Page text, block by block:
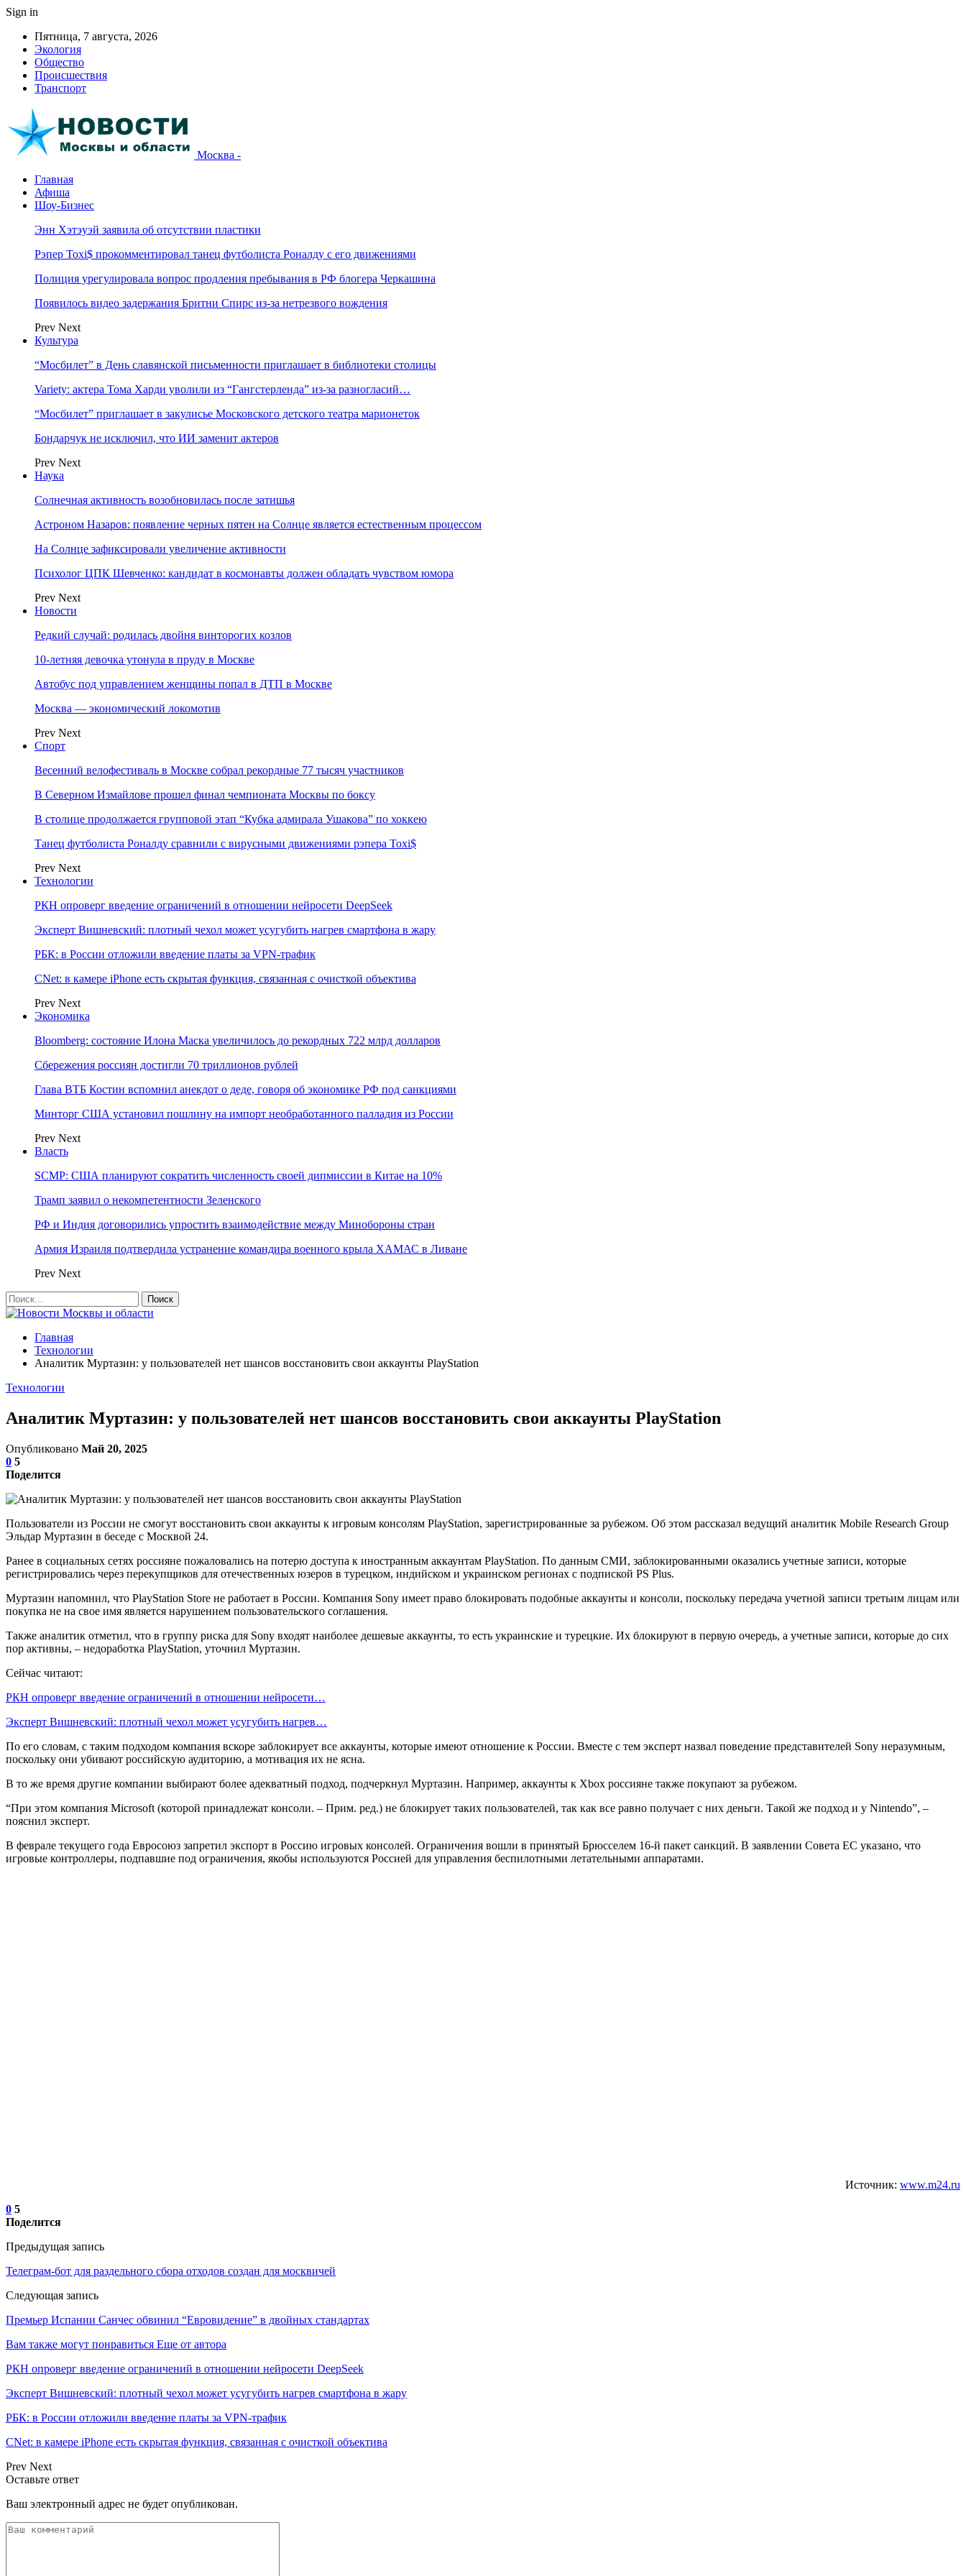
Sign in
Пятница, 7 августа, 2026
Экология
Общество
Происшествия
Транспорт
Москва -
Главная
Афиша
Шоу-Бизнес
Энн Хэтэуэй заявила об отсутствии пластики
Рэпер Toxi$ прокомментировал танец футболиста Роналду с его движениями
Полиция урегулировала вопрос продления пребывания в РФ блогера Черкашина
Появилось видео задержания Бритни Спирс из-за нетрезвого вождения
Prev Next
Культура
“Мосбилет” в День славянской письменности приглашает в библиотеки столицы
Variety: актера Тома Харди уволили из “Гангстерленда” из-за разногласий…
“Мосбилет” приглашает в закулисье Московского детского театра марионеток
Бондарчук не исключил, что ИИ заменит актеров
Prev Next
Наука
Солнечная активность возобновилась после затишья
Астроном Назаров: появление черных пятен на Солнце является естественным процессом
На Солнце зафиксировали увеличение активности
Психолог ЦПК Шевченко: кандидат в космонавты должен обладать чувством юмора
Prev Next
Новости
Редкий случай: родилась двойня винторогих козлов
10-летняя девочка утонула в пруду в Москве
Автобус под управлением женщины попал в ДТП в Москве
Москва — экономический локомотив
Prev Next
Спорт
Весенний велофестиваль в Москве собрал рекордные 77 тысяч участников
В Северном Измайлове прошел финал чемпионата Москвы по боксу
В столице продолжается групповой этап “Кубка адмирала Ушакова” по хоккею
Танец футболиста Роналду сравнили с вирусными движениями рэпера Toxi$
Prev Next
Технологии
РКН опроверг введение ограничений в отношении нейросети DeepSeek
Эксперт Вишневский: плотный чехол может усугубить нагрев смартфона в жару
РБК: в России отложили введение платы за VPN-трафик
CNet: в камере iPhone есть скрытая функция, связанная с очисткой объектива
Prev Next
Экономика
Bloomberg: состояние Илона Маска увеличилось до рекордных 722 млрд долларов
Сбережения россиян достигли 70 триллионов рублей
Глава ВТБ Костин вспомнил анекдот о деде, говоря об экономике РФ под санкциями
Минторг США установил пошлину на импорт необработанного палладия из России
Prev Next
Власть
SCMP: США планируют сократить численность своей дипмиссии в Китае на 10%
Трамп заявил о некомпетентности Зеленского
РФ и Индия договорились упростить взаимодействие между Минобороны стран
Армия Израиля подтвердила устранение командира военного крыла ХАМАС в Ливане
Prev Next
Главная
Технологии
Аналитик Муртазин: у пользователей нет шансов восстановить свои аккаунты PlayStation
Технологии
Аналитик Муртазин: у пользователей нет шансов восстановить свои аккаунты PlayStation
Опубликовано Май 20, 2025
0 5
Поделится
Пользователи из России не смогут восстановить свои аккаунты к игровым консолям PlayStation, зарегистрированные за рубежом. Об этом рассказал ведущий аналитик Mobile Research Group
Эльдар Муртазин в беседе с Москвой 24.
Ранее в социальных сетях россияне пожаловались на потерю доступа к иностранным аккаунтам PlayStation. По данным СМИ, заблокированными оказались учетные записи, которые
регистрировались через перекупщиков для отечественных юзеров в турецком, индийском и украинском регионах с подпиской PS Plus.
Муртазин напомнил, что PlayStation Store не работает в России. Компания Sony имеет право блокировать подобные аккаунты и консоли, поскольку передача учетной записи третьим лицам или
покупка не на свое имя является нарушением пользовательского соглашения.
Также аналитик отметил, что в группу риска для Sony входят наиболее дешевые аккаунты, то есть украинские и турецкие. Их блокируют в первую очередь, а учетные записи, которые до сих
пор активны, – недоработка PlayStation, уточнил Муртазин.
Сейчас читают:
РКН опроверг введение ограничений в отношении нейросети…
Эксперт Вишневский: плотный чехол может усугубить нагрев…
По его словам, с таким подходом компания вскоре заблокирует все аккаунты, которые имеют отношение к России. Вместе с тем эксперт назвал поведение представителей Sony неразумным,
поскольку они убивают российскую аудиторию, а мотивация их не ясна.
В то же время другие компании выбирают более адекватный подход, подчеркнул Муртазин. Например, аккаунты к Xbox россияне также покупают за рубежом.
“При этом компания Microsoft (которой принадлежат консоли. – Прим. ред.) не блокирует таких пользователей, так как все равно получает с них деньги. Такой же подход и у Nintendo”, –
пояснил эксперт.
В феврале текущего года Евросоюз запретил экспорт в Россию игровых консолей. Ограничения вошли в принятый Брюсселем 16-й пакет санкций. В заявлении Совета ЕС указано, что
игровые контроллеры, подпавшие под ограничения, якобы используются Россией для управления беспилотными летательными аппаратами.
Источник: www.m24.ru
0 5
Поделится
Предыдущая запись
Телеграм-бот для раздельного сбора отходов создан для москвичей
Следующая запись
Премьер Испании Санчес обвинил “Евровидение” в двойных стандартах
Вам также могут понравиться Еще от автора
РКН опроверг введение ограничений в отношении нейросети DeepSeek
Эксперт Вишневский: плотный чехол может усугубить нагрев смартфона в жару
РБК: в России отложили введение платы за VPN-трафик
CNet: в камере iPhone есть скрытая функция, связанная с очисткой объектива
Prev Next
Оставьте ответ
Ваш электронный адрес не будет опубликован.